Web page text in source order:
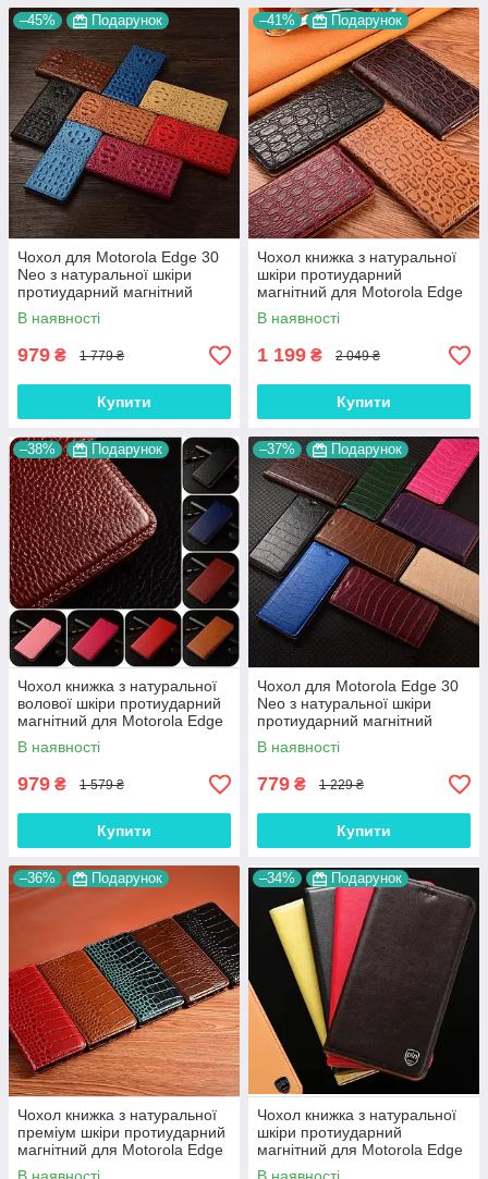
–45% Подарунок
Чохол для Motorola Edge 30
Neo з натуральної шкіри
протиударний магнітний
книжка з підставкою
"CROCOHEAD"
В наявності
979 ₴ 1 779 ₴
Купити
–41% Подарунок
Чохол книжка з натуральної
шкіри протиударний
магнітний для Motorola Edge
30 Neo "JACOSA"
В наявності
1 199 ₴ 2 049 ₴
Купити
–38% Подарунок
Чохол книжка з натуральної
волової шкіри протиударний
магнітний для Motorola Edge
30 Neo "BULL"
В наявності
979 ₴ 1 579 ₴
Купити
–37% Подарунок
Чохол для Motorola Edge 30
Neo з натуральної шкіри
протиударний магнітний
книжка з підставкою "LUXOR"
В наявності
779 ₴ 1 229 ₴
Купити
–36% Подарунок
Чохол книжка з натуральної
преміум шкіри протиударний
магнітний для Motorola Edge
30 Neo "CROCODILE"
–34% Подарунок
Чохол книжка з натуральної
шкіри протиударний
магнітний для Motorola Edge
30 Neo "CLASIC"